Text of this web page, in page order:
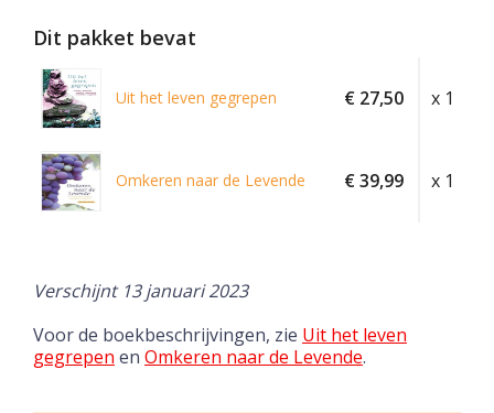
Dit pakket bevat
Uit het leven gegrepen € 27,50 x 1
Omkeren naar de Levende € 39,99 x 1
Verschijnt 13 januari 2023
Voor de boekbeschrijvingen, zie Uit het leven
gegrepen en Omkeren naar de Levende.